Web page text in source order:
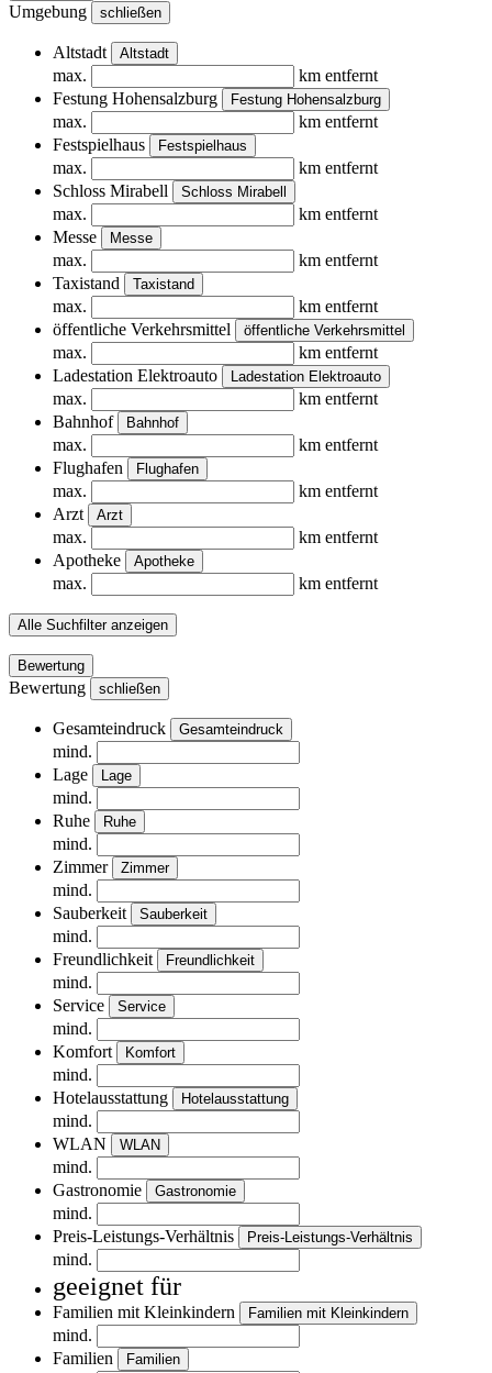
Umgebung schließen
Altstadt Altstadt
max.
km entfernt
Festung Hohensalzburg
Festung Hohensalzburg
max.
km entfernt
Festspielhaus
Festspielhaus
max.
km entfernt
Schloss Mirabell
Schloss Mirabell
max.
km entfernt
Messe
Messe
max.
km entfernt
Taxistand
Taxistand
max.
km entfernt
öffentliche Verkehrsmittel
öffentliche Verkehrsmittel
max.
km entfernt
Ladestation Elektroauto
Ladestation Elektroauto
max.
km entfernt
Bahnhof
Bahnhof
max.
km entfernt
Flughafen
Flughafen
max.
km entfernt
Arzt
Arzt
max.
km entfernt
Apotheke
Apotheke
max. km entfernt
Alle Suchfilter anzeigen
Bewertung
Bewertung schließen
Gesamteindruck Gesamteindruck
mind.
Lage
Lage
mind.
Ruhe
Ruhe
mind.
Zimmer
Zimmer
mind.
Sauberkeit
Sauberkeit
mind.
Freundlichkeit
Freundlichkeit
mind.
Service
Service
mind.
Komfort
Komfort
mind.
Hotelausstattung
Hotelausstattung
mind.
WLAN
WLAN
mind.
Gastronomie
Gastronomie
mind.
Preis-Leistungs-Verhältnis
Preis-Leistungs-Verhältnis
mind.
geeignet für
Familien mit Kleinkindern Familien mit Kleinkindern
mind.
Familien
Familien